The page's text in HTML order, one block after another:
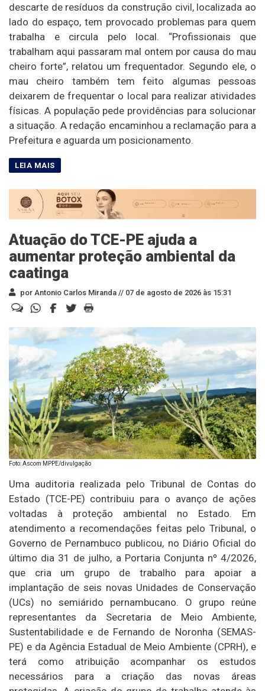
descarte de resíduos da construção civil, localizada ao
lado do espaço, tem provocado problemas para quem
trabalha e circula pelo local. “Profissionais que
trabalham aqui passaram mal ontem por causa do mau
cheiro forte”, relatou um frequentador. Segundo ele, o
mau cheiro também tem feito algumas pessoas
deixarem de frequentar o local para realizar atividades
físicas. A população pede providências para solucionar
a situação. A redação encaminhou a reclamação para a
Prefeitura e aguarda um posicionamento.
Atuação do TCE-PE ajuda a
aumentar proteção ambiental da
caatinga
por Antonio Carlos Miranda // 07 de agosto de 2026 às 15:31
Foto: Ascom MPPE/divulgação
Uma auditoria realizada pelo Tribunal de Contas do
Estado (TCE-PE) contribuiu para o avanço de ações
voltadas à proteção ambiental no Estado. Em
atendimento a recomendações feitas pelo Tribunal, o
Governo de Pernambuco publicou, no Diário Oficial do
último dia 31 de julho, a Portaria Conjunta nº 4/2026,
que cria um grupo de trabalho para apoiar a
implantação de seis novas Unidades de Conservação
(UCs) no semiárido pernambucano. O grupo reúne
representantes da Secretaria de Meio Ambiente,
Sustentabilidade e de Fernando de Noronha (SEMAS-
PE) e da Agência Estadual de Meio Ambiente (CPRH), e
terá como atribuição acompanhar os estudos
necessários para a criação das novas áreas